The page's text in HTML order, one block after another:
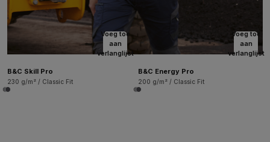
Voeg toe
aan
verlanglijst
B&C Skill Pro
230 g/m² / Classic Fit
Voeg toe
aan
verlanglijst
B&C Energy Pro
200 g/m² / Classic Fit